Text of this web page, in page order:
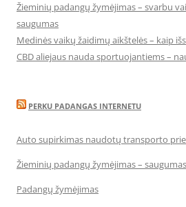
Žieminių padangų žymėjimas – svarbu
saugumas
Medinės vaikų žaidimų aikštelės – kaip
CBD aliejaus nauda sportuojantiems –
PERKU PADANGAS INTERNETU
Auto supirkimas naudotų transporto
Žieminių padangų žymėjimas –
Padangų žymėjimas